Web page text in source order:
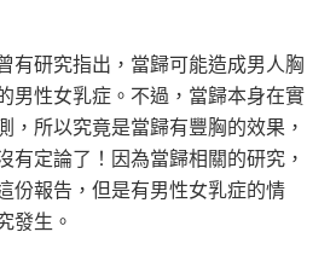
有研究指出，當歸可能造成男人胸
男性女乳症。不過，當歸本身在實
，所以究竟是當歸有豐胸的效果，
有定論了！因為當歸相關的研究，
份報告，但是有男性女乳症的情
發生。